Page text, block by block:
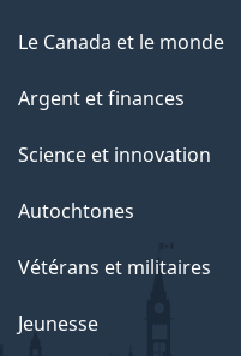
Le Canada et le monde
Argent et finances
Science et innovation
Autochtones
Vétérans et militaires
Jeunesse